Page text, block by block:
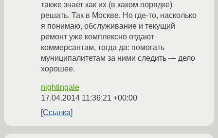
также знает как их (в каком порядке)
решать. Так в Москве. Но где-то, насколько
я понимаю, обслуживание и текущий
ремонт уже комплексно отдают
коммерсантам, тогда да: помогать
муниципалитетам за ними следить — дело
хорошее.
nightingale
17.04.2014 11:36:21 +00:00
Ссылка